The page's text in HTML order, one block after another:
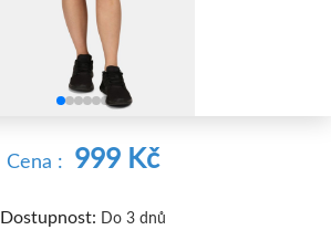
Cena : 999 Kč
Dostupnost: Do 3 dnů